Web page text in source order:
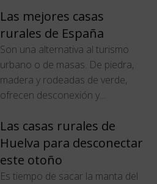
Las mejores casas
rurales de España
Son una alternativa al turismo
urbano o de masas. De piedra,
madera y rodeadas de verde,
ofrecen desconexión y...
Las casas rurales de
Huelva para desconectar
este otoño
Es tiempo de sacar la manta del